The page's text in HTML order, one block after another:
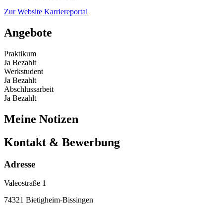
Zur Website Karriereportal
Angebote
Praktikum
Ja Bezahlt
Werkstudent
Ja Bezahlt
Abschlussarbeit
Ja Bezahlt
Meine Notizen
Kontakt & Bewerbung
Adresse
Valeostraße 1
74321 Bietigheim-Bissingen